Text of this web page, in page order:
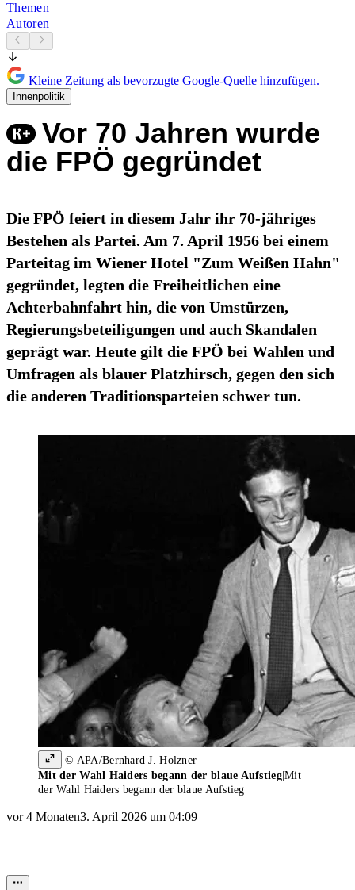
Themen
Autoren
Kleine Zeitung als bevorzugte Google-Quelle hinzufügen.
Innenpolitik
Vor 70 Jahren wurde
die FPÖ gegründet
Die FPÖ feiert in diesem Jahr ihr 70-jähriges
Bestehen als Partei. Am 7. April 1956 bei einem
Parteitag im Wiener Hotel "Zum Weißen Hahn"
gegründet, legten die Freiheitlichen eine
Achterbahnfahrt hin, die von Umstürzen,
Regierungsbeteiligungen und auch Skandalen
geprägt war. Heute gilt die FPÖ bei Wahlen und
Umfragen als blauer Platzhirsch, gegen den sich
die anderen Traditionsparteien schwer tun.
© APA/Bernhard J. Holzner
Mit der Wahl Haiders begann der blaue Aufstieg|Mit
der Wahl Haiders begann der blaue Aufstieg
vor 4 Monaten3. April 2026 um 04:09